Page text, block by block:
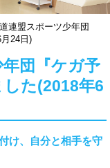
連盟スポーツ少年団
24日)
団『ケガ予
た(2018年6
け、自分と相手を守